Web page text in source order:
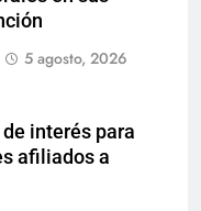
5 agosto, 2026
interés para
afiliados a